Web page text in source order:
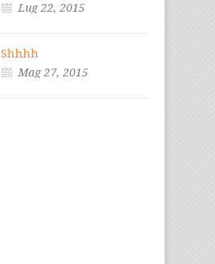
Lug 22, 2015
Shhhh
Mag 27, 2015